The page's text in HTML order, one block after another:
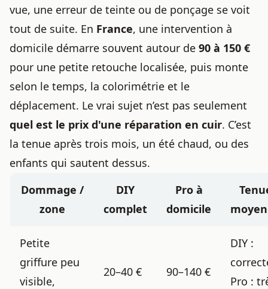
vue, une erreur de teinte ou de ponçage se voit
tout de suite. En France, une intervention à
domicile démarre souvent autour de 90 à 150 €
pour une petite retouche localisée, puis monte
selon le temps, la colorimétrie et le
déplacement. Le vrai sujet n’est pas seulement
quel est le prix d'une réparation en cuir. C’est
la tenue après trois mois, un été chaud, ou des
enfants qui sautent dessus.
Dommage /
zone
DIY
complet
Pro à
domicile
Petite
griffure peu
visible,
20–40 € 90–140 €
DIY :
Pro :